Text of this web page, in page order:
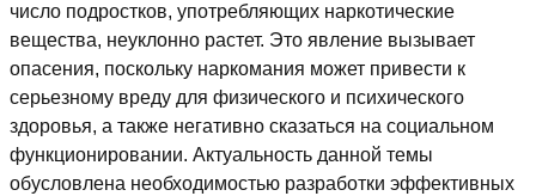
число подростков, употребляющих наркотические
вещества, неуклонно растет. Это явление вызывает
опасения, поскольку наркомания может привести к
серьезному вреду для физического и психического
здоровья, а также негативно сказаться на социальном
функционировании. Актуальность данной темы
обусловлена необходимостью разработки эффективных